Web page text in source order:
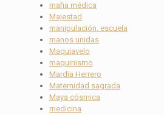
mafia médica
Majestad
manipulación. escuela
manos unidas
Maquiavelo
maquinismo
Mardïa Herrero
Maternidad sagrada
Maya cósmica
medicina